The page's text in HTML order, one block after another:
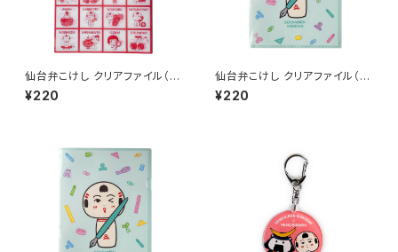
仙台弁こけし クリアファイル（レ
トロ・A6）
¥220
仙台弁こけし クリアファイル（文
具だっちゃ・A4）
¥220